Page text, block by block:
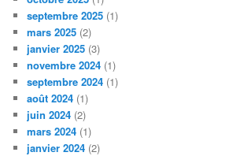
septembre 2025 (1)
mars 2025 (2)
janvier 2025 (3)
novembre 2024 (1)
septembre 2024 (1)
août 2024 (1)
juin 2024 (2)
mars 2024 (1)
janvier 2024 (2)